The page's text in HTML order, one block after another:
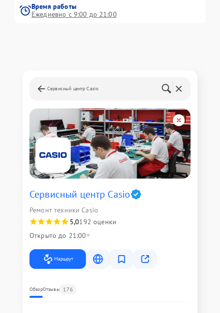
Время работы
Ежедневно с 9:00 до 21:00
Сервисный центр Casio
Сервисный центр Casio
Ремонт техники Casio
5,0192 оценки
Открыто до 21:00
Маршрут
ОбзорОтзывы 176